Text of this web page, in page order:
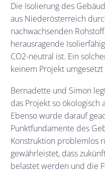
Die Isolierung des
aus Niederösterreich
nachwachsenden
herausragende
CO2-neutral ist. Ein
keinem Projekt
Bernadette und Simon
das Projekt so ökologisch
Ebenso wurde darauf
Punktfundamente des
Konstruktion problemlos
gewährleistet, dass
belastet werden und die